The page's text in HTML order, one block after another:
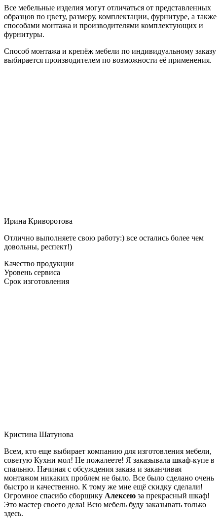
Все мебельные изделия могут отличаться от представленных
образцов по цвету, размеру, комплектации, фурнитуре, а также
способами монтажа и производителями комплектующих и
фурнитуры.
Способ монтажа и крепёж мебели по индивидуальному заказу
выбирается производителем по возможности её применения.
Ирина Криворотова
Отлично выполняете свою работу:) все остались более чем
довольны, респект!)
Качество продукции
Уровень сервиса
Срок изготовления
Кристина Шатунова
Всем, кто еще выбирает компанию для изготовления мебели,
советую Кухни мол! Не пожалеете! Я заказывала шкаф-купе в
спальню. Начиная с обсуждения заказа и заканчивая
монтажом никаких проблем не было. Все было сделано очень
быстро и качественно. К тому же мне ещё скидку сделали!
Огромное спасибо сборщику Алексею за прекрасный шкаф!
Это мастер своего дела! Всю мебель буду заказывать только
здесь.